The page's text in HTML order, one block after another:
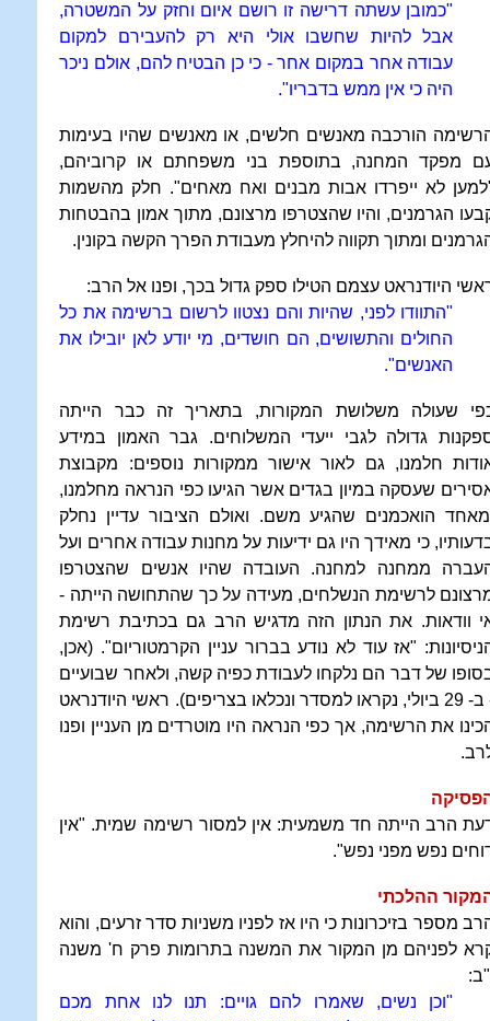
"כמובן עשתה דרישה זו רושם איום וחזק על המשטרה,
אבל להיות שחשבו אולי היא רק להעבירם למקום
עבודה אחר במקום אחר - כי כן הבטיח להם, אולם ניכר
היה כי אין ממש בדבריו".
הורכבה מאנשים חלשים, או מאנשים שהיו בעימות
מפקד המחנה, בתוספת בני משפחתם או קרוביהם,
לא ייפרדו אבות מבנים ואח מאחים". חלק מהשמות
הגרמנים, והיו שהצטרפו מרצונם, מתוך אמון בהבטחות
ומתוך תקווה להיחלץ מעבודת הפרך הקשה בקונין.
היודנראט עצמם הטילו ספק גדול בכך, ופנו אל הרב:
"התוודו לפני, שהיות והם נצטוו לרשום ברשימה את כל
החולים והתשושים, הם חושדים, מי יודע לאן יובילו את
האנשים".
שעולה משלושת המקורות, בתאריך זה כבר הייתה
גדולה לגבי ייעדי המשלוחים. גבר האמון במידע
חלמנו, גם לאור אישור ממקורות נוספים: מקבוצת
שעסקה במיון בגדים אשר הגיעו כפי הנראה מחלמנו,
הואכמנים שהגיע משם. ואולם הציבור עדיין נחלק
כי מאידך היו גם ידיעות על מחנות עבודה אחרים ועל
ממחנה למחנה. העובדה שהיו אנשים שהצטרפו
לרשימת הנשלחים, מעידה על כך שהתחושה הייתה -
וודאות. את הנתון הזה מדגיש הרב גם בכתיבת רשימת
"אז עוד לא נודע בברור עניין הקרמטוריום". (אכן,
של דבר הם נלקחו לעבודת כפיה קשה, ולאחר שבועיים
- ב- 29 ביולי, נקראו למסדר ונכלאו בצריפים). ראשי היודנראט
את הרשימה, אך כפי הנראה היו מוטרדים מן העניין ופנו
הרב הייתה חד משמעית: אין למסור רשימה שמית. "אין
נפש מפני נפש".
ההלכתי
מספר בזיכרונות כי היו אז לפניו משניות סדר זרעים, והוא
לפניהם מן המקור את המשנה בתרומות פרק ח' משנה
"וכן נשים, שאמרו להם גויים: תנו לנו אחת מכם